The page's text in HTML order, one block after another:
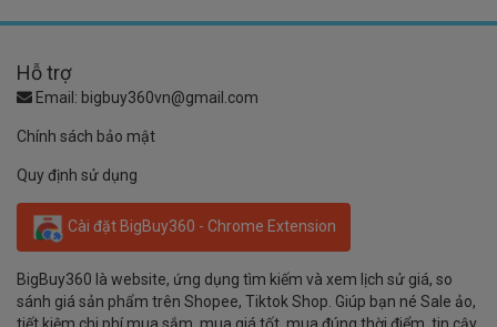
Hỗ trợ
Email: bigbuy360vn@gmail.com
Chính sách bảo mật
Quy định sử dụng
Cài đặt BigBuy360 - Chrome Extension
BigBuy360 là website, ứng dụng tìm kiếm và xem lịch sử giá, so
sánh giá sản phẩm trên Shopee, Tiktok Shop. Giúp bạn né Sale ảo,